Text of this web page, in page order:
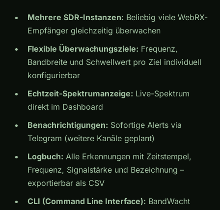
Mehrere SDR-Instanzen: Beliebig viele WebRX-
Empfänger gleichzeitig überwachen
Flexible Überwachungsziele: Frequenz,
Bandbreite und Schwellwert pro Ziel individuell
konfigurierbar
Echtzeit-Spektrumanzeige: Live-Spektrum
direkt im Dashboard
Benachrichtigungen: Sofortige Alerts via
Telegram (weitere Kanäle geplant)
Logbuch: Alle Erkennungen mit Zeitstempel,
Frequenz, Signalstärke und Bezeichnung –
exportierbar als CSV
CLI (Command Line Interface): BandWacht